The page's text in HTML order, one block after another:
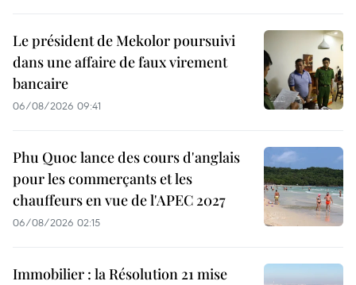
Le président de Mekolor poursuivi
dans une affaire de faux virement
bancaire
06/08/2026 09:41
Phu Quoc lance des cours d'anglais
pour les commerçants et les
chauffeurs en vue de l'APEC 2027
06/08/2026 02:15
Immobilier : la Résolution 21 mise